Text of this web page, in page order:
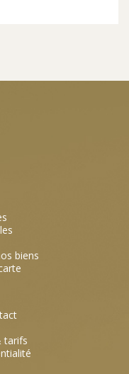
biens
tarifs